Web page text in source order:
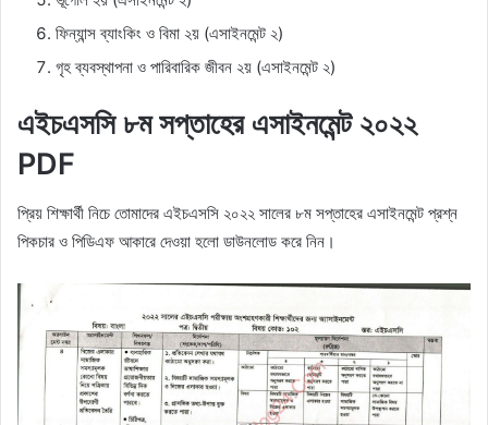
ফিন্যান্স ব্যাংকিং ও বিমা ২য় (এসাইনমেন্ট ২)
গৃহ ব্যবস্থাপনা ও পারিবারিক জীবন ২য় (এসাইনমেন্ট ২)
এইচএসসি ৮ম সপ্তাহের এসাইনমেন্ট ২০২২
PDF
প্রিয় শিক্ষার্থী নিচে তোমাদের এইচএসসি ২০২২ সালের ৮ম সপ্তাহের এসাইনমেন্ট প্রশ্ন
পিকচার ও পিডিএফ আকারে দেওয়া হলো ডাউনলোড করে নিন।